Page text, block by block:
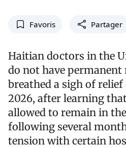
Favoris Partager
Haitian doctors in the
do not have permanent
breathed a sigh of
2026, after learning
allowed to remain in
following several
tension with certain